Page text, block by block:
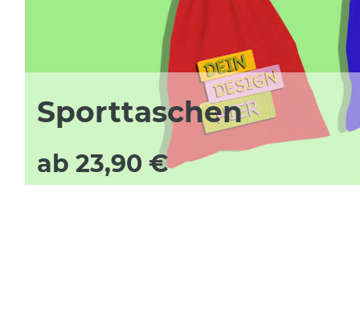
Sporttaschen
ab 23,90 €